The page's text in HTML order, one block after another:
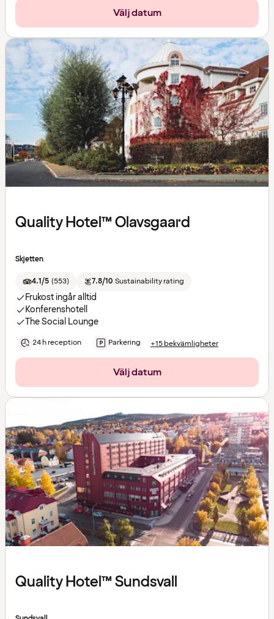
Välj datum
Quality Hotel™ Olavsgaard
Skjetten
4.1/5 (553) 7.8/10 Sustainability rating
Frukost ingår alltid
Konferenshotell
The Social Lounge
24 h reception Parkering +15 bekvämligheter
Välj datum
Quality Hotel™ Sundsvall